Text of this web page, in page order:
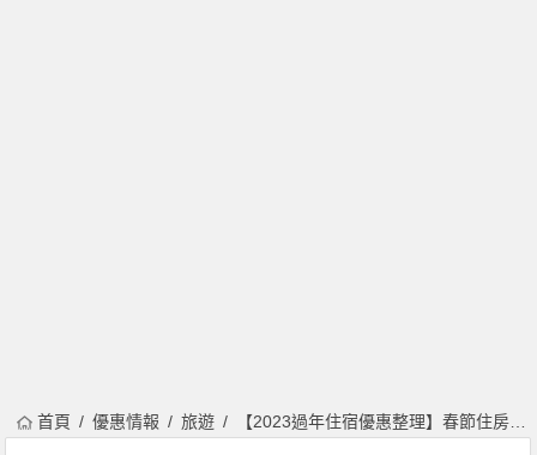
首頁 優惠情報 旅遊 【2023過年住宿優惠整理】春節住房專案/早鳥訂房/一泊二食